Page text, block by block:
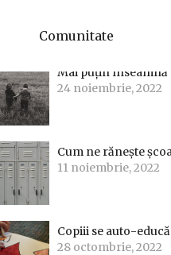
Comunitate
Mai puțin înseamnă
24 noiembrie, 2022
Cum ne rănește
11 noiembrie, 2022
Copiii se auto-
28 octombrie, 2022